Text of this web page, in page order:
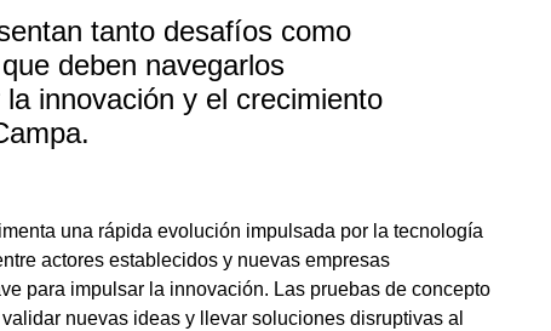
tanto desafíos como
deben navegarlos
innovación y el crecimiento
una rápida evolución impulsada por la tecnología
actores establecidos y nuevas empresas
para impulsar la innovación. Las pruebas de concepto
nuevas ideas y llevar soluciones disruptivas al